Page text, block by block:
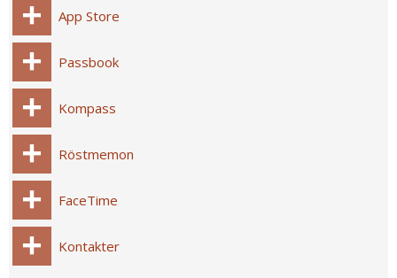
App Store
Passbook
Kompass
Röstmemon
FaceTime
Kontakter